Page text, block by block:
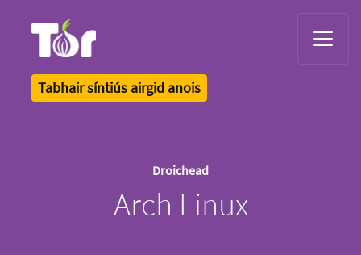
Tabhair síntiús airgid anois
Droichead
Arch Linux